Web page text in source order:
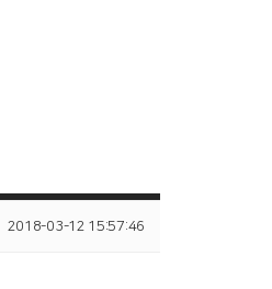
2018-03-12 15:57:46